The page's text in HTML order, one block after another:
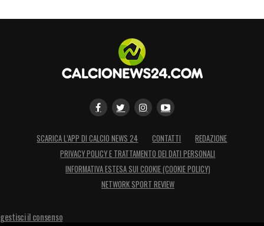
SCARICA L’APP DI CALCIO NEWS 24 CONTATTI
REDAZIONE
PRIVACY POLICY E TRATTAMENTO DEI DATI PERSONALI
INFORMATIVA ESTESA SUI COOKIE (COOKIE POLICY)
NETWORK SPORT REVIEW
gestisci il consenso